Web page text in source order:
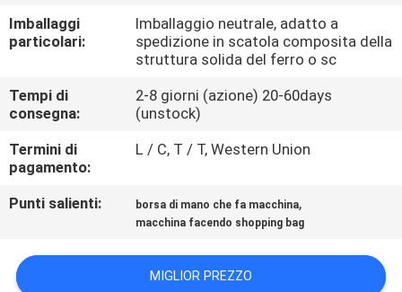
CONTROLLO
DI
QUALITÀ
CONTATTICI
RICHIEDA
CITAZIONE
Imballaggi
particolari:
Imballaggio neutrale, adatto a
spedizione in scatola composita della
struttura solida del ferro o sc
Tempi di
consegna:
2-8 giorni (azione) 20-60days
(unstock)
Termini di
pagamento:
L / C, T / T, Western Union
Punti salienti: borsa di mano che fa macchina,
macchina facendo shopping bag
MIGLIOR PREZZO